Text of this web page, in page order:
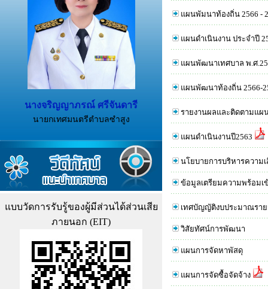
นางจริญญาภรณ์ ศรีจันดารี
นายกเทศมนตรีตำบลซำสูง
แบบวัดการรับรู้ของผู้มีส่วนได้ส่วนเสีย
ภายนอก (EIT)
แผนพัมนาท้องถิ่น 2566 -
แผนดำเนินงาน ประจำปี
แผนพัฒนาเทศบาล พ.ศ
แผนพัฒนาท้องถิ่น 2566-
รายงานผลและติดตามแผ
แผนดำเนินงานปี2563
นโยบายการบริหารความ
ข้อมูลเตรียมความพร้อมเ
เทศบัญญัติงบประมาณรา
วิสัยทัศน์การพัฒนา
แผนการจัดหาพัสดุ
แผนการจัดซื้อจัดจ้าง